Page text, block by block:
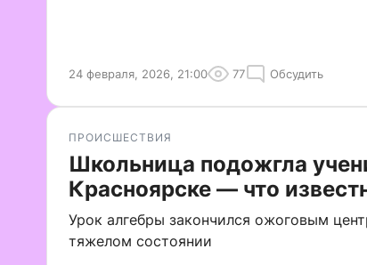
24 февраля, 2026, 21:00 77 Обсудить
ПРОИСШЕСТВИЯ
Школьница подожгла
Красноярске — что
Урок алгебры закончился ожоговым
тяжелом состоянии